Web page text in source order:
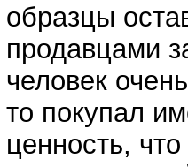
образцы
продавцами
человек
то покупал
ценность,